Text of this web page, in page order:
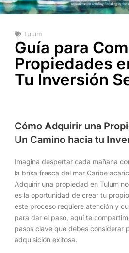
Tulum
Guía para
Propiedades
Tu Inversión
Cómo Adquirir una
Un Camino hacia tu
Imagina despertar cada mañana
la brisa fresca del mar Caribe
Adquirir una propiedad en Tulum
es la oportunidad de crear tu
este proceso requiere atención y
para dar el paso, aquí te
pasos clave que debes considerar
adquisición exitosa.